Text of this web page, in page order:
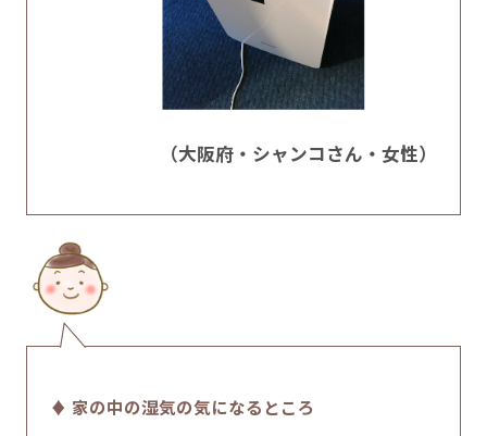
（大阪府・シャンコさん・女性）
♦ 家の中の湿気の気になるところ